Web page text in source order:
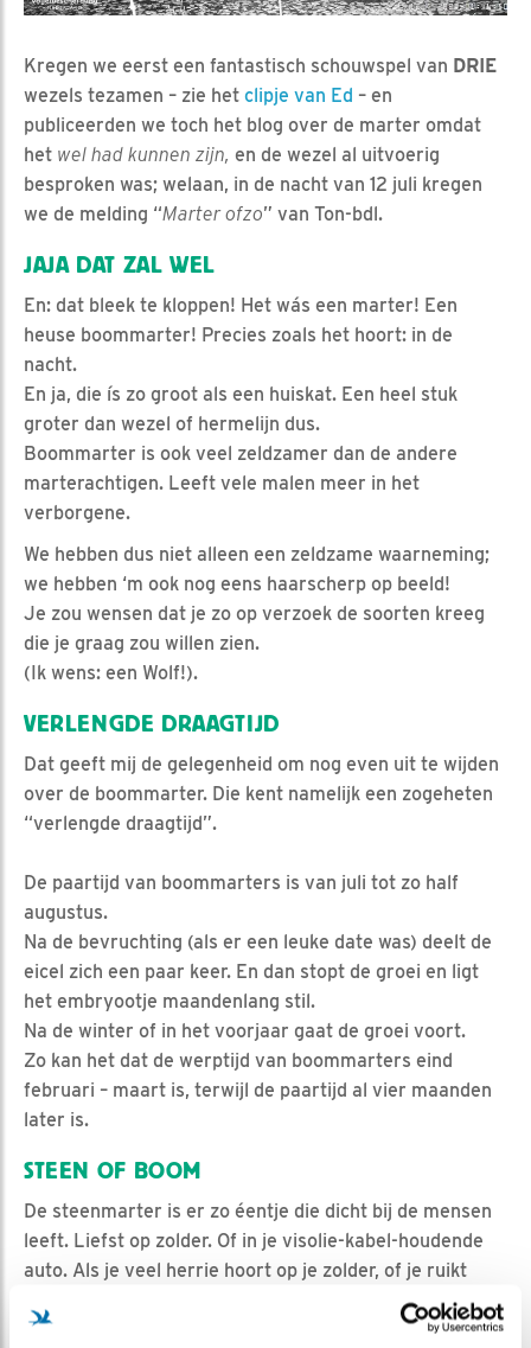
Kregen we eerst een fantastisch schouwspel van DRIE
wezels tezamen – zie het clipje van Ed – en
publiceerden we toch het blog over de marter omdat
het wel had kunnen zijn, en de wezel al uitvoerig
besproken was; welaan, in de nacht van 12 juli kregen
we de melding “Marter ofzo” van Ton-bdl.
JAJA DAT ZAL WEL
En: dat bleek te kloppen! Het wás een marter! Een
heuse boommarter! Precies zoals het hoort: in de
nacht.
En ja, die ís zo groot als een huiskat. Een heel stuk
groter dan wezel of hermelijn dus.
Boommarter is ook veel zeldzamer dan de andere
marterachtigen. Leeft vele malen meer in het
verborgene.
We hebben dus niet alleen een zeldzame waarneming;
we hebben ‘m ook nog eens haarscherp op beeld!
Je zou wensen dat je zo op verzoek de soorten kreeg
die je graag zou willen zien.
(Ik wens: een Wolf!).
VERLENGDE DRAAGTIJD
Dat geeft mij de gelegenheid om nog even uit te wijden
over de boommarter. Die kent namelijk een zogeheten
“verlengde draagtijd”.
De paartijd van boommarters is van juli tot zo half
augustus.
Na de bevruchting (als er een leuke date was) deelt de
eicel zich een paar keer. En dan stopt de groei en ligt
het embryootje maandenlang stil.
Na de winter of in het voorjaar gaat de groei voort.
Zo kan het dat de werptijd van boommarters eind
februari – maart is, terwijl de paartijd al vier maanden
later is.
STEEN OF BOOM
De steenmarter is er zo éentje die dicht bij de mensen
leeft. Liefst op zolder. Of in je visolie-kabel-houdende
auto. Als je veel herrie hoort op je zolder, of je ruikt
rare geurtjes, of je auto is onklaar gemaakt: check op
steenmarter.